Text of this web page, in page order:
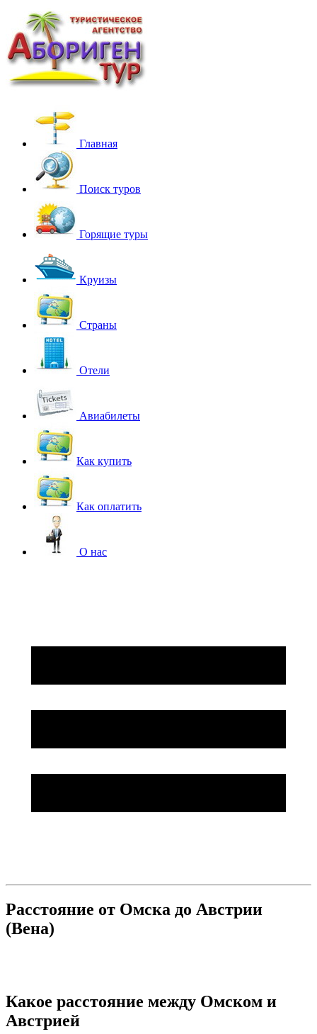
Главная
Поиск туров
Горящие туры
Круизы
Страны
Отели
Авиабилеты
Как купить
Как оплатить
О нас
Расстояние от Омска до Австрии
(Вена)
Какое расстояние между Омском и
Австрией